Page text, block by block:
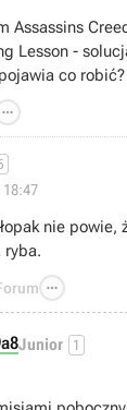
Assassins
Lesson -
co robić?

18:47
nie powie,
ryba.

Junior 1